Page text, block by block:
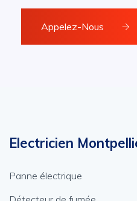
Appelez-Nous
Electricien
Panne électrique